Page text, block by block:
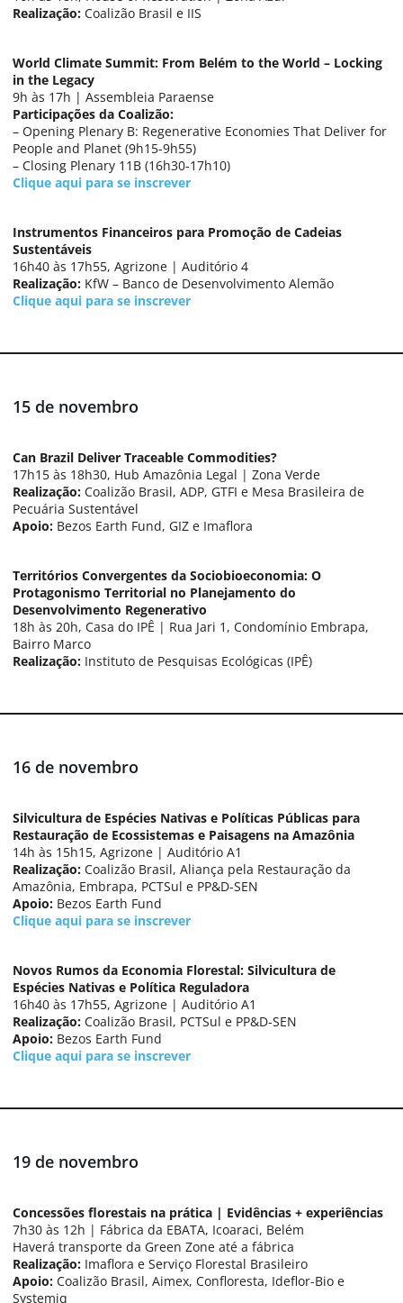
Realização: Coalizão Brasil e IIS
World Climate Summit: From Belém to the World – Locking
in the Legacy
9h às 17h | Assembleia Paraense
Participações da Coalizão:
– Opening Plenary B: Regenerative Economies That Deliver for
People and Planet (9h15-9h55)
– Closing Plenary 11B (16h30-17h10)
Clique aqui para se inscrever
Instrumentos Financeiros para Promoção de Cadeias
Sustentáveis
16h40 às 17h55, Agrizone | Auditório 4
Realização: KfW – Banco de Desenvolvimento Alemão
Clique aqui para se inscrever
15 de novembro
Can Brazil Deliver Traceable Commodities?
17h15 às 18h30, Hub Amazônia Legal | Zona Verde
Realização: Coalizão Brasil, ADP, GTFI e Mesa Brasileira de
Pecuária Sustentável
Apoio: Bezos Earth Fund, GIZ e Imaflora
Territórios Convergentes da Sociobioeconomia: O
Protagonismo Territorial no Planejamento do
Desenvolvimento Regenerativo
18h às 20h, Casa do IPÊ | Rua Jari 1, Condomínio Embrapa,
Bairro Marco
Realização: Instituto de Pesquisas Ecológicas (IPÊ)
16 de novembro
Silvicultura de Espécies Nativas e Políticas Públicas para
Restauração de Ecossistemas e Paisagens na Amazônia
14h às 15h15, Agrizone | Auditório A1
Realização: Coalizão Brasil, Aliança pela Restauração da
Amazônia, Embrapa, PCTSul e PP&D-SEN
Apoio: Bezos Earth Fund
Clique aqui para se inscrever
Novos Rumos da Economia Florestal: Silvicultura de
Espécies Nativas e Política Reguladora
16h40 às 17h55, Agrizone | Auditório A1
Realização: Coalizão Brasil, PCTSul e PP&D-SEN
Apoio: Bezos Earth Fund
Clique aqui para se inscrever
19 de novembro
Concessões florestais na prática | Evidências + experiências
7h30 às 12h | Fábrica da EBATA, Icoaraci, Belém
Haverá transporte da Green Zone até a fábrica
Realização: Imaflora e Serviço Florestal Brasileiro
Apoio: Coalizão Brasil, Aimex, Confloresta, Ideflor-Bio e
Systemiq